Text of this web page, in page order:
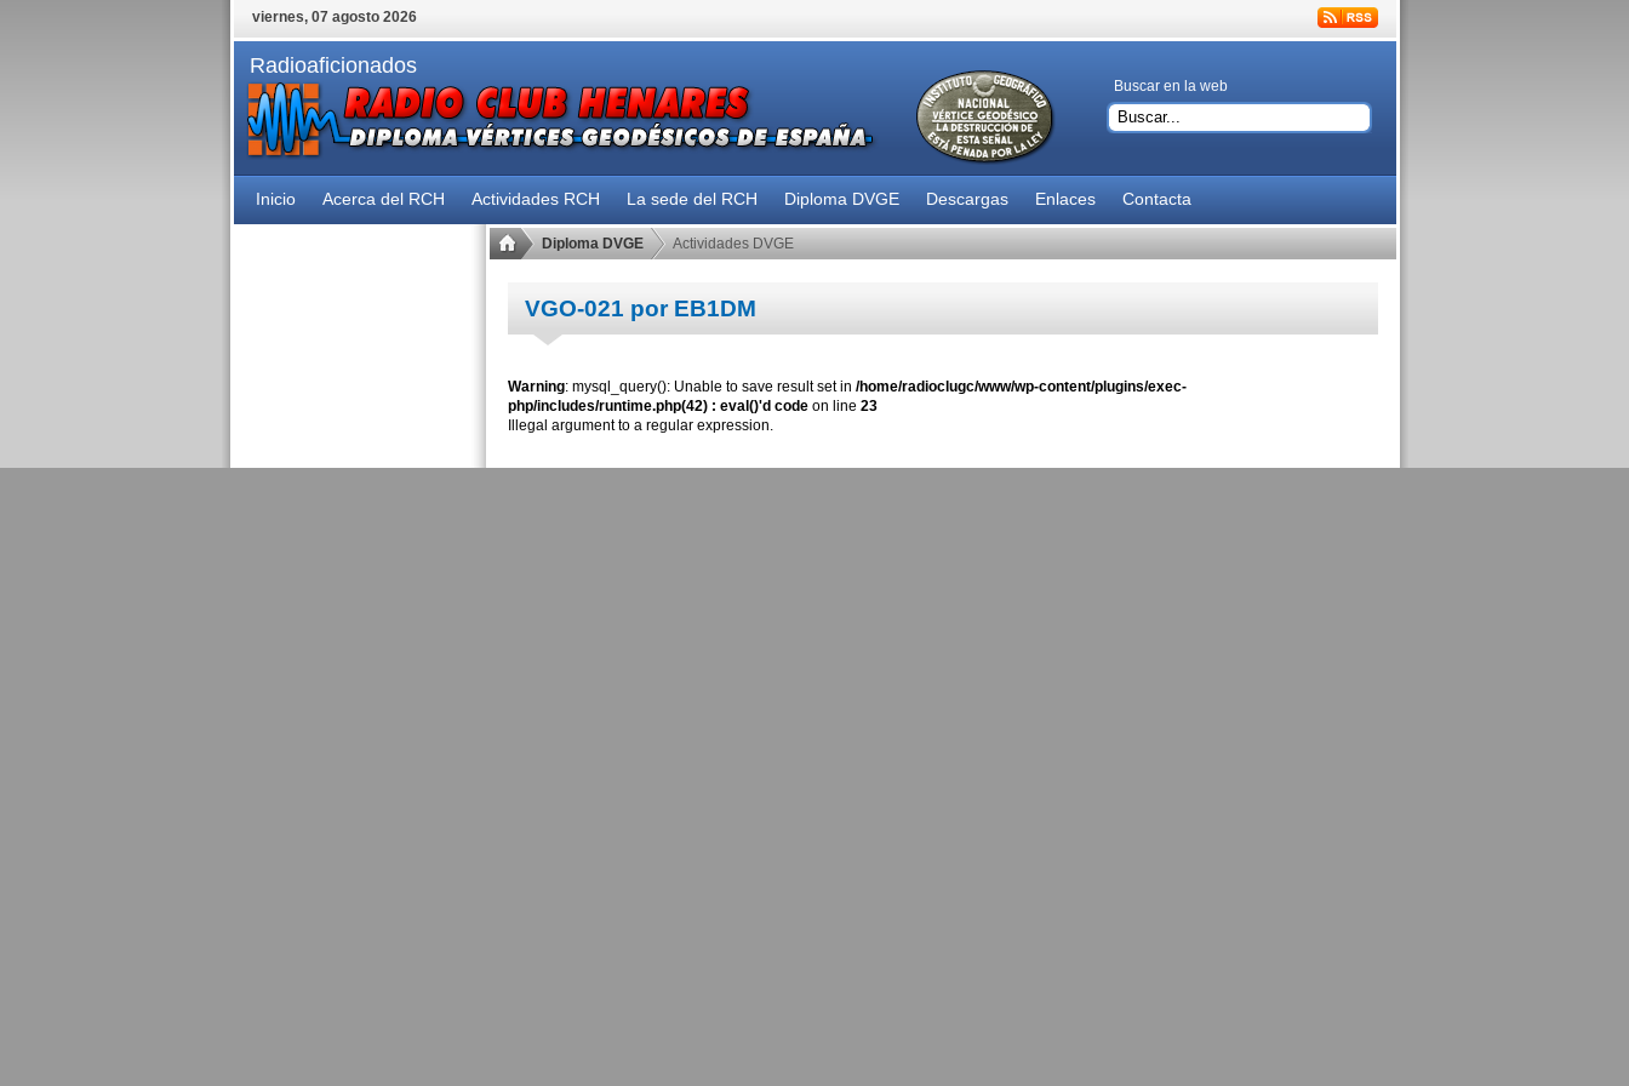
viernes, 07 agosto 2026
Radioaficionados
Buscar en la web
Inicio Acerca del RCH Actividades RCH La sede del RCH Diploma DVGE Descargas Enlaces Contacta
Diploma DVGE Actividades DVGE
VGO-021 por EB1DM
Warning: mysql_query(): Unable to save result set in /home/radioclugc/www/wp-content/plugins/exec-
php/includes/runtime.php(42) : eval()'d codeon line 23
Illegal argument to a regular expression.